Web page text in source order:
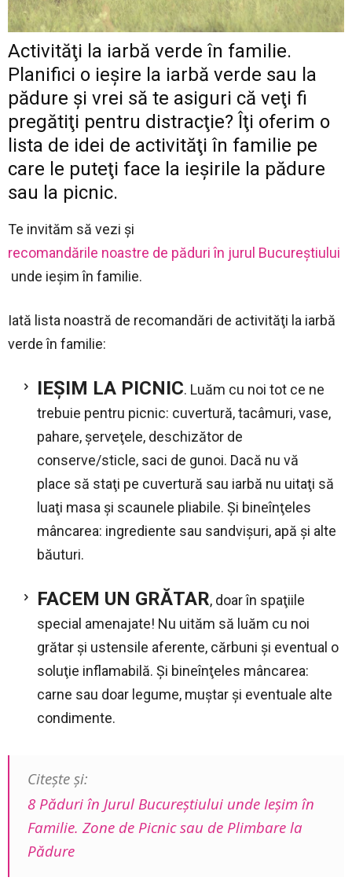
Activităţi la iarbă verde în familie.
Planifici o ieşire la iarbă verde sau la
pădure şi vrei să te asiguri că veţi fi
pregătiţi pentru distracţie? Îţi oferim o
lista de idei de activităţi în familie pe
care le puteţi face la ieşirile la pădure
sau la picnic.
Te invităm să vezi şi
recomandările noastre de păduri în jurul Bucureştiului
unde ieşim în familie.
Iată lista noastră de recomandări de activităţi la iarbă
verde în familie:
IEŞIM LA PICNIC. Luăm cu noi tot ce ne
trebuie pentru picnic: cuvertură, tacâmuri, vase,
pahare, şerveţele, deschizător de
conserve/sticle, saci de gunoi. Dacă nu vă
place să staţi pe cuvertură sau iarbă nu uitaţi să
luaţi masa şi scaunele pliabile. Şi bineînţeles
mâncarea: ingrediente sau sandvişuri, apă şi alte
băuturi.
FACEM UN GRĂTAR, doar în spaţiile
special amenajate! Nu uităm să luăm cu noi
grătar şi ustensile aferente, cărbuni şi eventual o
soluţie inflamabilă. Şi bineînţeles mâncarea:
carne sau doar legume, muştar şi eventuale alte
condimente.
Citeşte şi:
8 Păduri în Jurul Bucureştiului unde Ieşim în
Familie. Zone de Picnic sau de Plimbare la
Pădure